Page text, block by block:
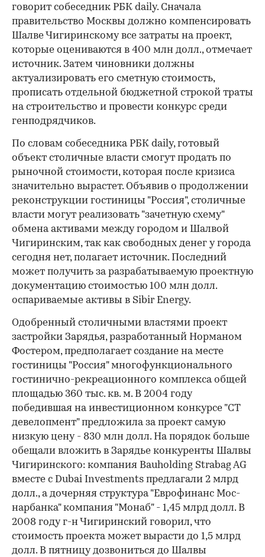
говорит собеседник РБК daily. Сначала
правительство Москвы должно компенсировать
Шалве Чигирин­скому все затраты на проект,
которые оцениваются в 400 млн долл., отмечает
источник. Затем чиновники должны
актуализировать его сметную стоимость,
прописать отдельной бюджетной строкой траты
на строительство и провести конкурс среди
генподрядчиков.
По словам собеседника РБК daily, готовый
объект столичные власти смогут продать по
рыночной стоимости, которая после кризиса
значительно вырастет. Объявив о продолжении
реконструкции гостиницы "Россия", столичные
власти могут реализовать "зачетную схему"
обмена активами между городом и Шалвой
Чигиринским, так как свободных денег у города
сегодня нет, полагает источник. Последний
может получить за разрабатываемую проектную
документацию стоимостью 100 млн долл.
оспариваемые активы в Sibir Energy.
Одобренный столичными властями проект
застройки Зарядья, разработанный Норманом
Фостером, предполагает создание на месте
гостиницы "Россия" многофункционального
гостинично-рекреационного комплекса общей
площадью 360 тыс. кв. м. В 2004 году
победившая на инвестиционном конкурсе "СТ
девелопмент" предложила за проект самую
низкую цену - 830 млн долл. На порядок больше
обещали вложить в Зарядье конкуренты Шалвы
Чигиринского: компания Bauholding Strabag AG
вместе с Dubai Investments предлагали 2 млрд
долл., а дочерняя структура "Еврофинанс Мос­
нарбанка" компания "Монаб" - 1,45 млрд долл. В
2008 году г-н Чигиринский говорил, что
стоимость проекта может вырасти до 1,5 млрд
долл. В пятницу дозвониться до Шалвы